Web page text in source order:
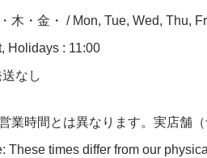
木・金・ / Mon, Tue, Wed, Thu,
Holidays : 11:00
送なし
業時間とは異なります。実店舗（
These times differ from our